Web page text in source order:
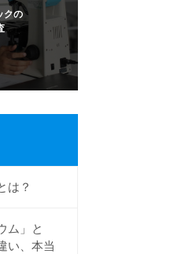
クの
は？
ム」と
い、本当